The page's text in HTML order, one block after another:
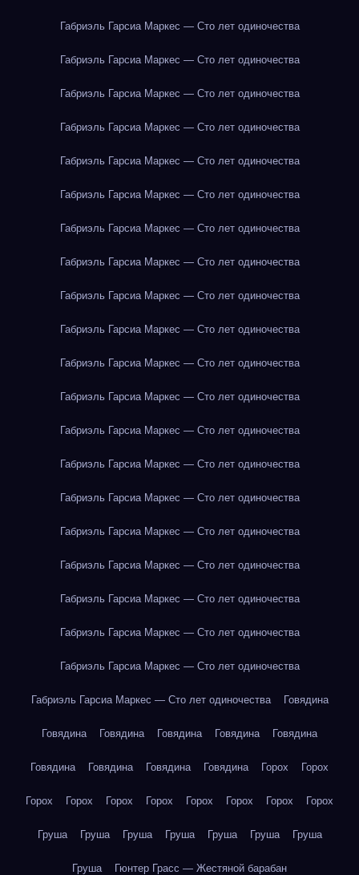
Габриэль Гарсиа Маркес — Сто лет одиночества
Габриэль Гарсиа Маркес — Сто лет одиночества
Габриэль Гарсиа Маркес — Сто лет одиночества
Габриэль Гарсиа Маркес — Сто лет одиночества
Габриэль Гарсиа Маркес — Сто лет одиночества
Габриэль Гарсиа Маркес — Сто лет одиночества
Габриэль Гарсиа Маркес — Сто лет одиночества
Габриэль Гарсиа Маркес — Сто лет одиночества
Габриэль Гарсиа Маркес — Сто лет одиночества
Габриэль Гарсиа Маркес — Сто лет одиночества
Габриэль Гарсиа Маркес — Сто лет одиночества
Габриэль Гарсиа Маркес — Сто лет одиночества
Габриэль Гарсиа Маркес — Сто лет одиночества
Габриэль Гарсиа Маркес — Сто лет одиночества
Габриэль Гарсиа Маркес — Сто лет одиночества
Габриэль Гарсиа Маркес — Сто лет одиночества
Габриэль Гарсиа Маркес — Сто лет одиночества
Габриэль Гарсиа Маркес — Сто лет одиночества
Габриэль Гарсиа Маркес — Сто лет одиночества
Габриэль Гарсиа Маркес — Сто лет одиночества
Габриэль Гарсиа Маркес — Сто лет одиночества Говядина
Говядина Говядина Говядина Говядина Говядина
Говядина Говядина Говядина Говядина Горох Горох
Горох Горох Горох Горох Горох Горох Горох Горох
Груша Груша Груша Груша Груша Груша Груша
Груша Гюнтер Грасс — Жестяной барабан